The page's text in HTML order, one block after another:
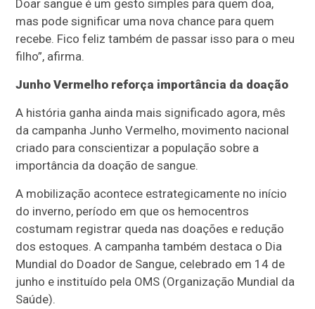
Doar sangue é um gesto simples para quem doa,
mas pode significar uma nova chance para quem
recebe. Fico feliz também de passar isso para o meu
filho”, afirma.
Junho Vermelho reforça importância da doação
A história ganha ainda mais significado agora, mês
da campanha Junho Vermelho, movimento nacional
criado para conscientizar a população sobre a
importância da doação de sangue.
A mobilização acontece estrategicamente no início
do inverno, período em que os hemocentros
costumam registrar queda nas doações e redução
dos estoques. A campanha também destaca o Dia
Mundial do Doador de Sangue, celebrado em 14 de
junho e instituído pela OMS (Organização Mundial da
Saúde).